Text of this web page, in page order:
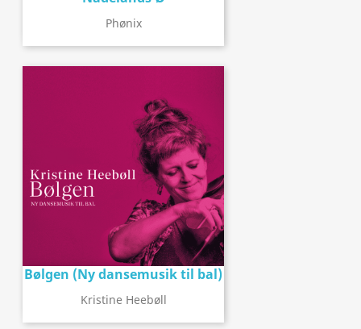
Phønix
Bølgen (Ny dansemusik til bal)
Kristine Heebøll